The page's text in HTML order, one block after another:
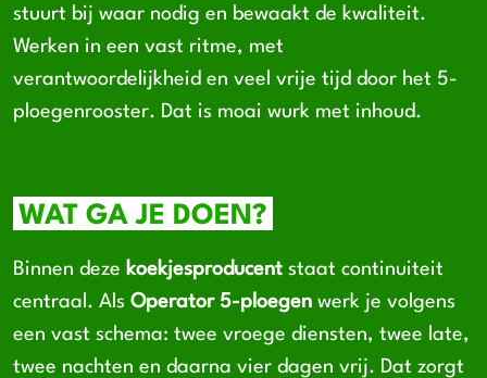
stuurt bij waar nodig en bewaakt de kwaliteit.
Werken in een vast ritme, met
verantwoordelijkheid en veel vrije tijd door het 5-
ploegenrooster. Dat is moai wurk met inhoud.
WAT GA JE DOEN?
Binnen deze koekjesproducent staat continuiteit
centraal. Als Operator 5-ploegen werk je volgens
een vast schema: twee vroege diensten, twee late,
twee nachten en daarna vier dagen vrij. Dat zorgt